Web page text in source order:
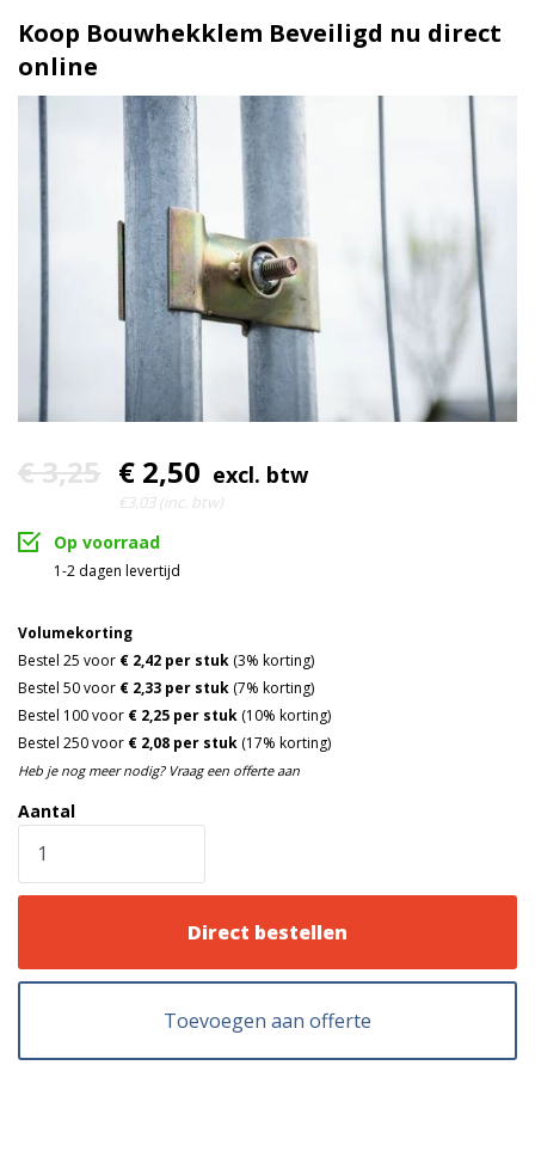
Bouwhekken
Hoogte
Breedte
Gewicht 0,5 kg
Diameter Ø 40 - 42 mm
Kwaliteit Uitstekend
Materiaal Verzinkt staal
4 mm
Capaciteit
Beveiligde moer met 3-
Koop Bouwhekklem Beveiligd nu direct
online
€ 3,25 € 2,50 excl. btw
€3,03 (inc. btw)
Op voorraad
1-2 dagen levertijd
Aantal
Volumekorting
Bestel 25 voor € 2,42 per stuk (3% korting)
Bestel 50 voor € 2,33 per stuk (7% korting)
Bestel 100 voor € 2,25 per stuk (10% korting)
Bestel 250 voor € 2,08 per stuk (17% korting)
Heb je nog meer nodig? Vraag een offerte aan
Direct bestellen
Toevoegen aan offerte